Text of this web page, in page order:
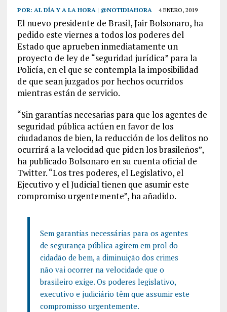
POR: AL DÍA Y A LA HORA | @NOTIDIAHORA 4 ENERO, 2019
El nuevo presidente de Brasil, Jair Bolsonaro, ha
pedido este viernes a todos los poderes del
Estado que aprueben inmediatamente un
proyecto de ley de “seguridad jurídica” para la
Policía, en el que se contempla la imposibilidad
de que sean juzgados por hechos ocurridos
mientras están de servicio.
“Sin garantías necesarias para que los agentes de
seguridad pública actúen en favor de los
ciudadanos de bien, la reducción de los delitos no
ocurrirá a la velocidad que piden los brasileños”,
ha publicado Bolsonaro en su cuenta oficial de
Twitter. “Los tres poderes, el Legislativo, el
Ejecutivo y el Judicial tienen que asumir este
compromiso urgentemente”, ha añadido.
Sem garantias necessárias para os agentes
de segurança pública agirem em prol do
cidadão de bem, a diminuição dos crimes
não vai ocorrer na velocidade que o
brasileiro exige. Os poderes legislativo,
executivo e judiciário têm que assumir este
compromisso urgentemente.